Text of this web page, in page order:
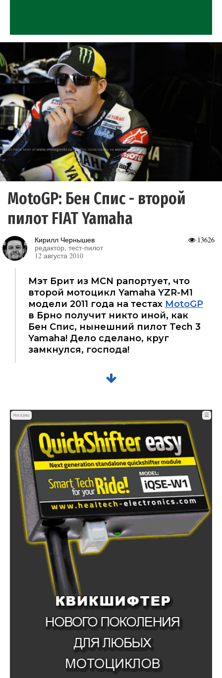
MotoGP: Бен Спис - второй
пилот FIAT Yamaha
13626
Кирилл Чернышев
редактор, тест-пилот
12 августа 2010
Мэт Брит из MCN рапортует, что
второй мотоцикл Yamaha YZR-M1
модели 2011 года на тестах MotoGP
в Брно получит никто иной, как
Бен Спис, нынешний пилот Tech 3
Yamaha! Дело сделано, круг
замкнулся, господа!
Реклама ☰